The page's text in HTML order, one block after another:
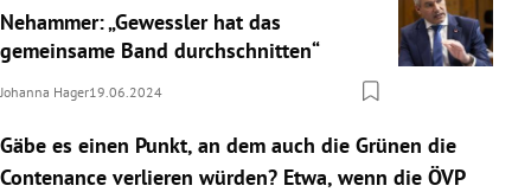
Nehammer: „Gewessler hat das
gemeinsame Band durchschnitten“
Johanna Hager19.06.2024
Gäbe es einen Punkt, an dem auch die Grünen die
Contenance verlieren würden? Etwa, wenn die ÖVP